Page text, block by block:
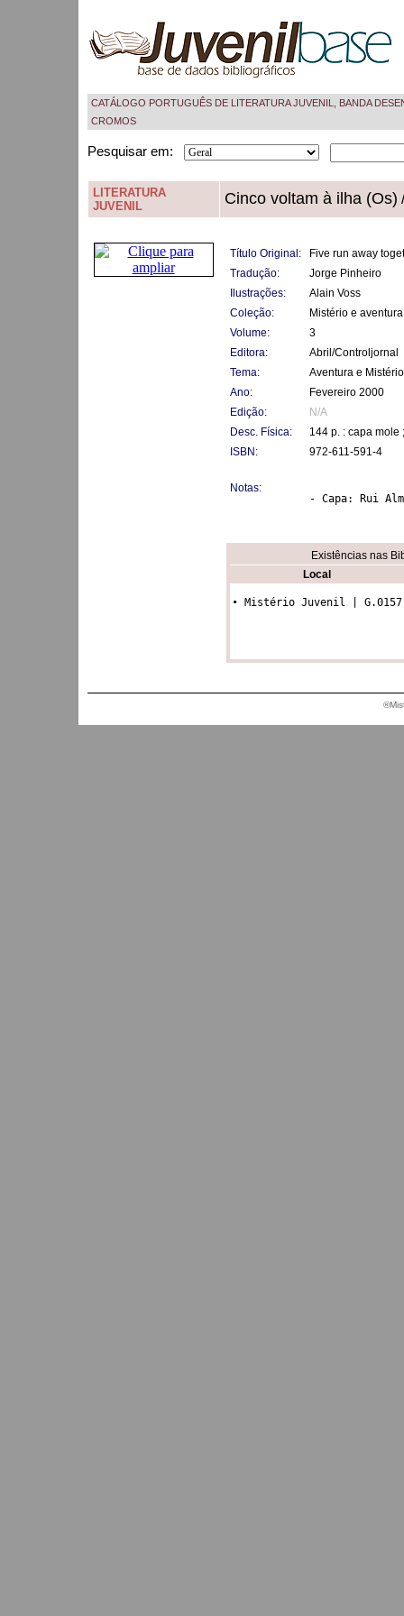
CATÁLOGO PORTUGUÊS DE LITERATURA JUVENIL, BANDA
CROMOS
Pesquisar em:
LITERATURA
JUVENIL
Cinco voltam à ilha (Os)
Título Original:
Five run away
Tradução:
Jorge Pinheiro
Ilustrações:
Alain Voss
Coleção:
Mistério e aventura
Volume:
3
Editora:
Abril/Controljornal
Tema:
Aventura e Mistério
Ano:
Fevereiro 2000
Edição:
N/A
Desc. Física:
144 p. : capa mole
ISBN:
972-611-591-4
Notas:
- Capa: Rui
Existências nas
Local
• Mistério Juvenil | G.0157